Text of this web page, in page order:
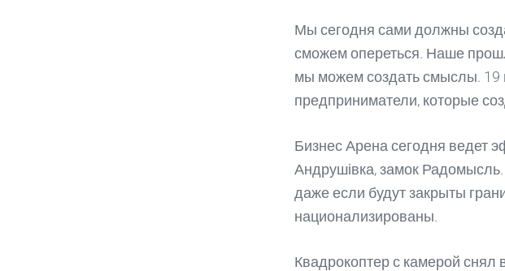
Мы сегодня сами должны
сможем опереться. Наше
мы можем создать смыслы. 19
предприниматели, которые
Бизнес Арена сегодня ведет
Андрушівка, замок
даже если будут закрыты
национализированы.
Квадрокоптер с камерой снял